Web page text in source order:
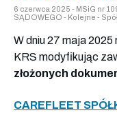
6 czerwca 2025 - MSiG nr
SĄDOWEGO - Kolejne -
W dniu 27 maja 2025
KRS modyfikując
złożonych
CAREFLEET